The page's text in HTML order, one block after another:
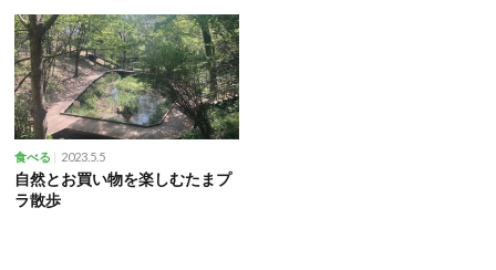
食べる 2023.5.5
自然とお買い物を楽しむたまプ
ラ散歩